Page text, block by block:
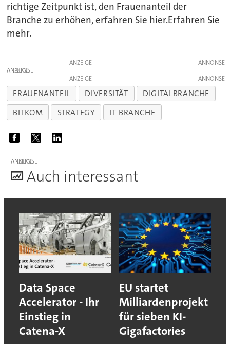
richtige Zeitpunkt ist, den Frauenanteil der
Branche zu erhöhen, erfahren Sie hier.Erfahren Sie
mehr.
ANZEIGE
ANZEIGE
ANZEIGE
FRAUENANTEIL DIVERSITÄT
DIGITALBRANCHE
BITKOM
STRATEGY IT-BRANCHE
ANZEIGE
Auch interessant
Data Space
Accelerator - Ihr
Einstieg in
Catena-X
EU startet
Milliardenprojekt
für sieben KI-
Gigafactories